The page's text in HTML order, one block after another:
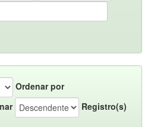
Ordenar por
Registro(s)